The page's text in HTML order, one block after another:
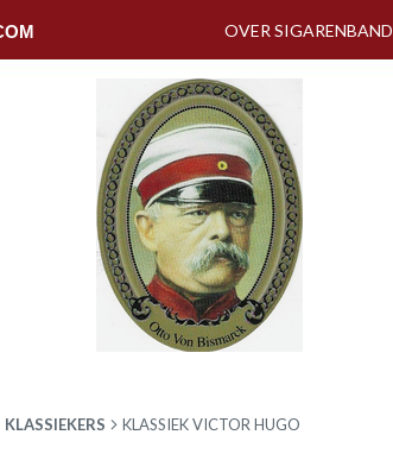
OVER SIGARENBAND
KLASSIEKERS KLASSIEK VICTOR HUGO